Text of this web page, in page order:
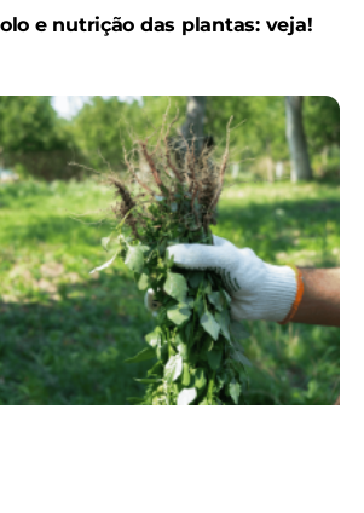
e nutrição das plantas: veja!